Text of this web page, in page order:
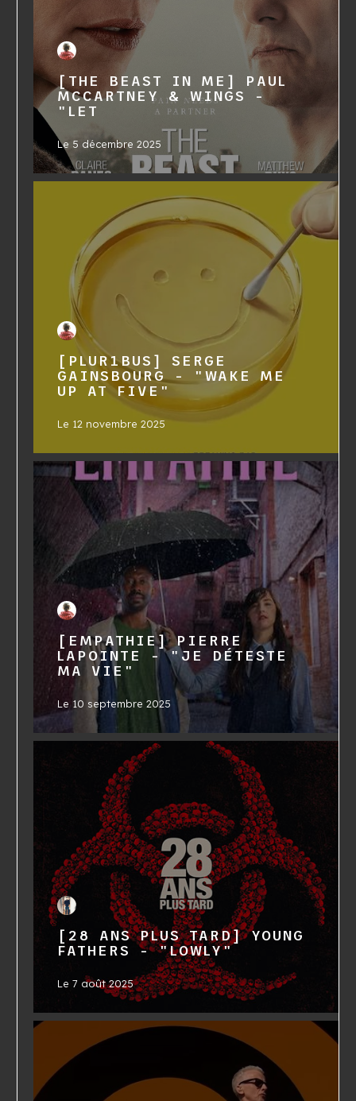
[THE BEAST IN ME] PAUL
MCCARTNEY & WINGS -
"LET
Le 5 décembre 2025
[PLUR1BUS] SERGE
GAINSBOURG - "WAKE ME
UP AT FIVE"
Le 12 novembre 2025
[EMPATHIE] PIERRE
LAPOINTE - "JE DÉTESTE
MA VIE"
Le 10 septembre 2025
[28 ANS PLUS TARD] YOUNG
FATHERS - "LOWLY"
Le7 août 2025